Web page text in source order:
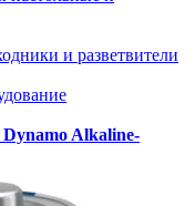
и разветвители
Alkaline-